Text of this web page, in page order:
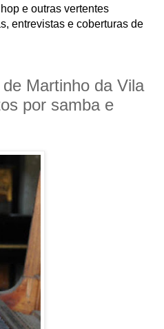
e outras vertentes
entrevistas e coberturas de
Martinho da Vila
por samba e